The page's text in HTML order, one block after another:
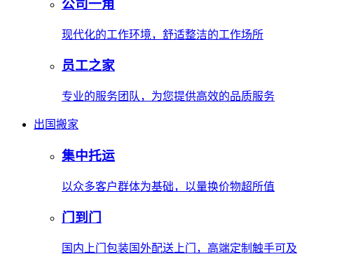
公司一角
现代化的工作环境，舒适整洁的工作场所
员工之家
专业的服务团队，为您提供高效的品质服务
出国搬家
集中托运
以众多客户群体为基础，以量换价物超所值
门到门
国内上门包装国外配送上门，高端定制触手可及